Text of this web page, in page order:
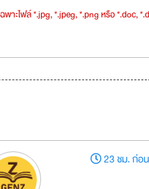
พาะไฟล์ *.jpg, *.jpeg, *.png หรือ *.doc,
23 ชม. ก่อน